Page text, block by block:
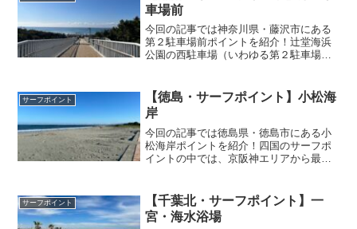
で賑わっています。このサ...
車場前
今回の記事では神奈川県・藤沢市にある
第２駐車場前ポイントを紹介！辻堂海浜
公園の西駐車場（いわゆる第２駐車場）
はなく、サーフィン専用ビーチに近い雰
囲気があります。このサイ...
サーフポイント
【徳島・サーフポイント】小松海
岸
今回の記事では徳島県・徳島市にある小
松海岸ポイントを紹介！四国のサーフポ
イントの中では、京阪神エリアから最も
やカイトサーファーも大勢訪れます。こ
のサイトでは僕が実際に足...
サーフポイント
【千葉北・サーフポイント】一
宮・海水浴場